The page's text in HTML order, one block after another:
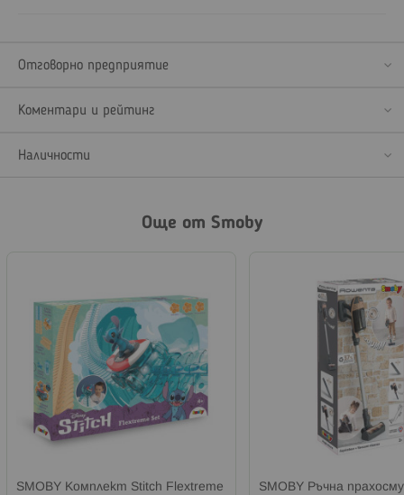
Отговорно предприятие
Коментари и рейтинг
Наличности
Още от Smoby
SMOBY Комплект Stitch Flextreme
SMOBY Ръчна